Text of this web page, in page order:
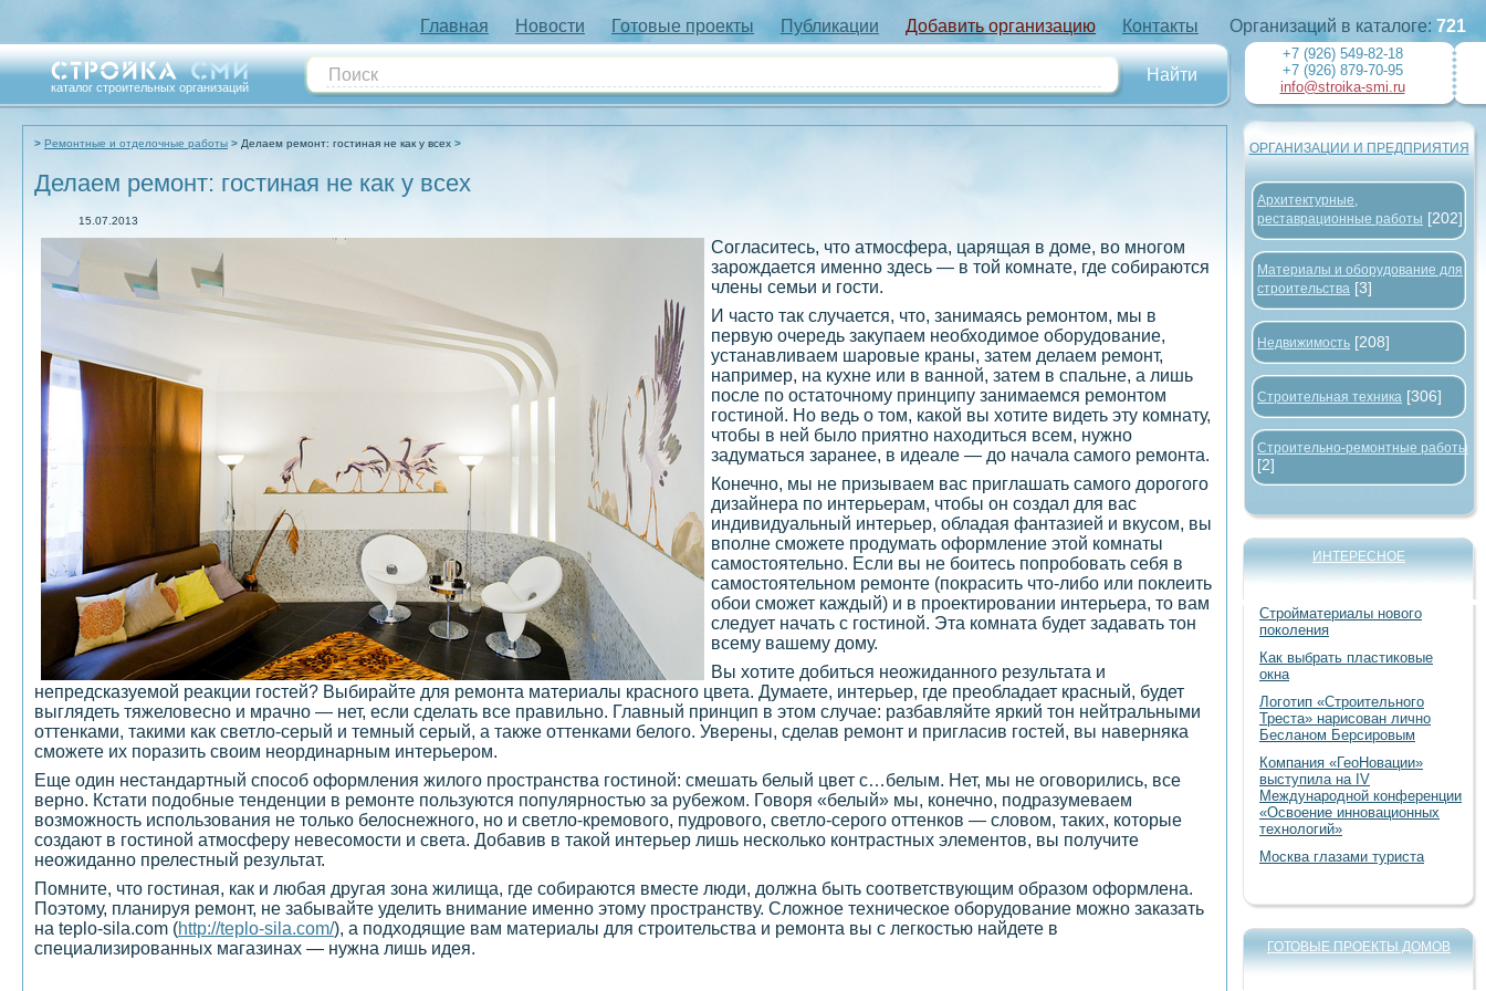
Главная Новости Готовые проекты Публикации Добавить организацию Контакты
каталог строительных организаций
Ремонтные и отделочные работы Делаем ремонт: гостиная не как у всех
Делаем ремонт: гостиная не как у всех
15.07.2013
Согласитесь, что атмосфера, царящая в доме, во многом
зарождается именно здесь — в той комнате, где собираются
члены семьи и гости.
И часто так случается, что, занимаясь ремонтом, мы в
первую очередь закупаем необходимое оборудование,
устанавливаем шаровые краны, затем делаем ремонт,
например, на кухне или в ванной, затем в спальне, а лишь
после по остаточному принципу занимаемся ремонтом
гостиной. Но ведь о том, какой вы хотите видеть эту комнату,
чтобы в ней было приятно находиться всем, нужно
задуматься заранее, в идеале — до начала самого ремонта.
Конечно, мы не призываем вас приглашать самого дорогого
дизайнера по интерьерам, чтобы он создал для вас
индивидуальный интерьер, обладая фантазией и вкусом, вы
вполне сможете продумать оформление этой комнаты
самостоятельно. Если вы не боитесь попробовать себя в
самостоятельном ремонте (покрасить что-либо или поклеить
обои сможет каждый) и в проектировании интерьера, то вам
следует начать с гостиной. Эта комната будет задавать тон
всему вашему дому.
Вы хотите добиться неожиданного результата и
непредсказуемой реакции гостей? Выбирайте для ремонта материалы красного цвета. Думаете, интерьер, где преобладает красный, будет
выглядеть тяжеловесно и мрачно — нет, если сделать все правильно. Главный принцип в этом случае: разбавляйте яркий тон нейтральными
оттенками, такими как светло-серый и темный серый, а также оттенками белого. Уверены, сделав ремонт и пригласив гостей, вы наверняка
сможете их поразить своим неординарным интерьером.
Еще один нестандартный способ оформления жилого пространства гостиной: смешать белый цвет с…белым. Нет, мы не оговорились, все
верно. Кстати подобные тенденции в ремонте пользуются популярностью за рубежом. Говоря «белый» мы, конечно, подразумеваем
возможность использования не только белоснежного, но и светло-кремового, пудрового, светло-серого оттенков — словом, таких, которые
создают в гостиной атмосферу невесомости и света. Добавив в такой интерьер лишь несколько контрастных элементов, вы получите
неожиданно прелестный результат.
Помните, что гостиная, как и любая другая зона жилища, где собираются вместе люди, должна быть соответствующим образом оформлена.
Поэтому, планируя ремонт, не забывайте уделить внимание именно этому пространству. Сложное техническое оборудование можно заказать
на teplo-sila.com (http://teplo-sila.com/), а подходящие вам материалы для строительства и ремонта вы с легкостью найдете в
специализированных магазинах — нужна лишь идея.
Организаций в каталоге: 721
+7 (926) 549-82-18
+7 (926) 879-70-95
info@stroika-smi.ru
ОРГАНИЗАЦИИ И ПРЕДПРИЯТИЯ
Архитектурные,
реставрационные работы [202]
Материалы и оборудование для
строительства [3]
Недвижимость [208]
Строительная техника [306]
Строительно-ремонтные работы
[2]
ИНТЕРЕСНОЕ
Стройматериалы нового
поколения
Как выбрать пластиковые
окна
Логотип «Строительного
Треста» нарисован лично
Бесланом Берсировым
Компания «ГеоНовации»
выступила на IV
Международной конференции
«Освоение инновационных
технологий»
Москва глазами туриста
ГОТОВЫЕ ПРОЕКТЫ ДОМОВ